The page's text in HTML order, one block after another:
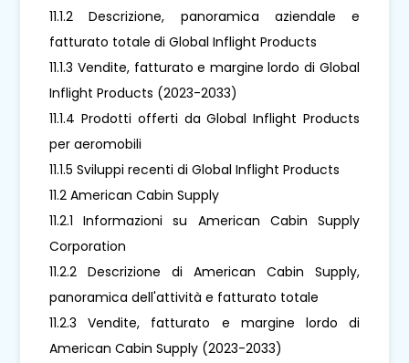
11.1.2 Descrizione, panoramica aziendale e
fatturato totale di Global Inflight Products
11.1.3 Vendite, fatturato e margine lordo di Global
Inflight Products (2023-2033)
11.1.4 Prodotti offerti da Global Inflight Products
per aeromobili
11.1.5 Sviluppi recenti di Global Inflight Products
11.2 American Cabin Supply
11.2.1 Informazioni su American Cabin Supply
Corporation
11.2.2 Descrizione di American Cabin Supply,
panoramica dell'attività e fatturato totale
11.2.3 Vendite, fatturato e margine lordo di
American Cabin Supply (2023-2033)